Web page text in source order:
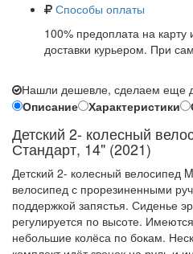
Способы оплаты
100% предоплата на карту
доставки курьером. При
Нашли дешевле, сделаем еще
Описание
Характеристики
Детский 2- колесный
Стандарт, 14" (2021)
Детский 2- колесный велосипед
велосипед с прорезиненными
поддержкой запястья. Сиденье
регулируется по высоте.
небольшие колёса по бокам.